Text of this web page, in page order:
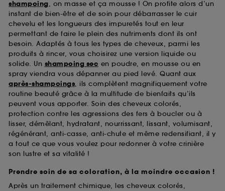
shampoing, on masse et ça mousse ! On profite alors d’un
instant de bien-être et de soin pour débarrasser le cuir
chevelu et les longueurs des impuretés tout en leur
permettant de faire le plein des nutriments dont ils ont
besoin. Adaptés à tous les types de cheveux, parmi les
produits à rincer, vous choisirez une version liquide ou
solide. Un shampoing sec en poudre, en mousse ou en
spray viendra vous dépanner au pied levé. Quant aux
après-shampoings, ils complètent magnifiquement votre
routine beauté grâce à la multitude de bienfaits qu’ils
peuvent vous apporter. Soin des cheveux colorés,
protection contre les agressions des fers à boucler ou à
lisser, démêlant, hydratant, nourrissant, lissant, volumisant,
régénérant, anti-casse, anti-chute et même redensifiant, il y
a tout ce que vous voulez pour redonner à votre crinière
son lustre et sa vitalité !
Prendre soin de sa coloration, à la moindre occasion !
Après un traitement chimique, les cheveux colorés,